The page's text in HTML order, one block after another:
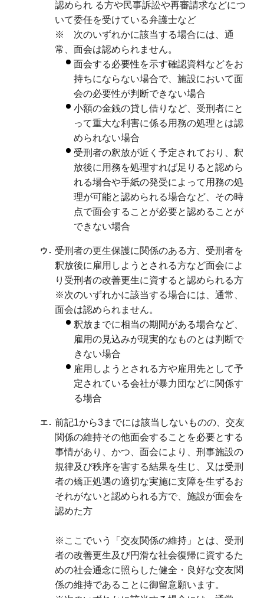
認められ る方や民事訴訟や再審請求などにつ
いて委任を受けている弁護士など
※ 次のいずれかに該当する場合には、通
常、面会は認められません。
面会する必要性を示す確認資料などをお
持ちにならない場合で、施設において面
会の必要性が判断できない場合
小額の金銭の貸し借りなど、受刑者にと
って重大な利害に係る用務の処理とは認
められない場合
受刑者の釈放が近く予定されており、釈
放後に用務を処理すれば足りると認めら
れる場合や手紙の発受によって用務の処
理が可能と認められる場合など、その時
点で面会することが必要と認めることが
できない場合
受刑者の更生保護に関係のある方、受刑者を
釈放後に雇用しようとされる方など面会によ
り受刑者の改善更生に資すると認められる方
※次のいずれかに該当する場合には、通常、
面会は認められません。
釈放までに相当の期間がある場合など、
雇用の見込みが現実的なものとは判断で
きない場合
雇用しようとされる方や雇用先として予
定されている会社が暴力団などに関係す
る場合
前記1から3までには該当しないものの、交友
関係の維持その他面会することを必要とする
事情があり、かつ、面会により、刑事施設の
規律及び秩序を害する結果を生じ、又は受刑
者の矯正処遇の適切な実施に支障を生ずるお
それがないと認められる方で、施設が面会を
認めた方
※ここでいう「交友関係の維持」とは、受刑
者の改善更生及び円滑な社会復帰に資するた
めの社会通念に照らした健全・良好な交友関
係の維持であることに御留意願います。